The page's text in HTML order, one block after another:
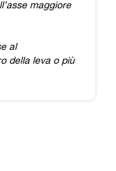
maggiore
al
della leva o più